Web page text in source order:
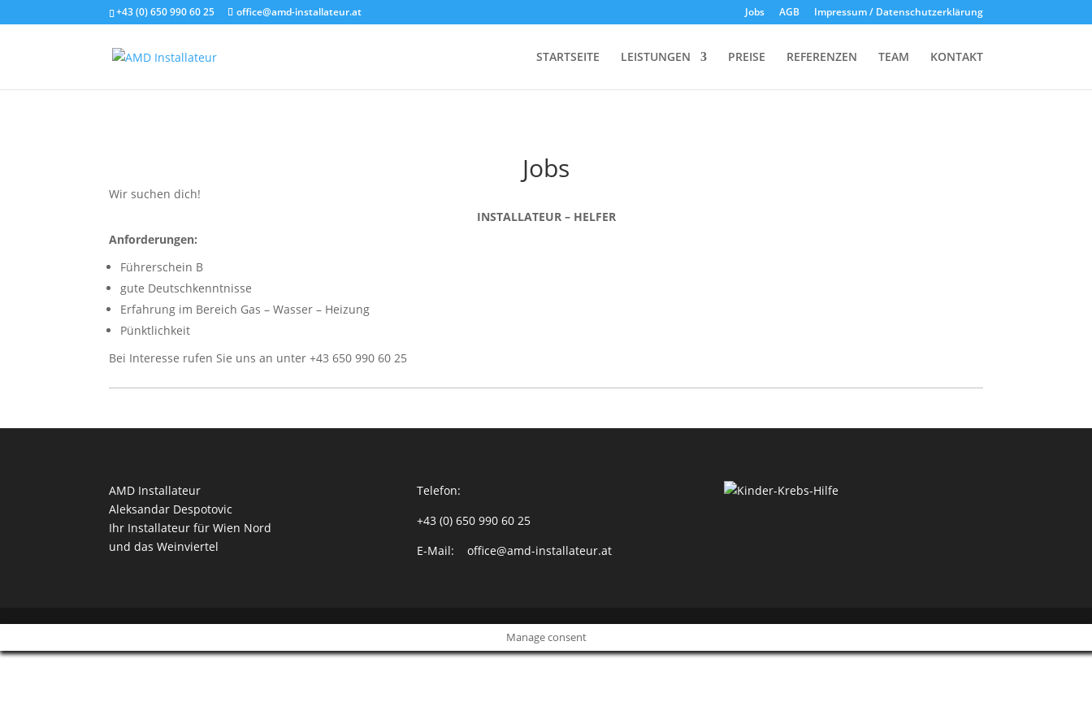
+43 (0) 650 990 60 25 office@amd-installateur.at Jobs AGB Impressum / Datenschutzerklärung
STARTSEITE LEISTUNGEN PREISE REFERENZEN TEAM KONTAKT
Jobs
Wir suchen dich!
INSTALLATEUR – HELFER
Anforderungen:
Führerschein B
gute Deutschkenntnisse
Erfahrung im Bereich Gas – Wasser – Heizung
Pünktlichkeit
Bei Interesse rufen Sie uns an unter +43 650 990 60 25
AMD Installateur
Aleksandar Despotovic
Ihr Installateur für Wien Nord
und das Weinviertel
Telefon:
+43 (0) 650 990 60 25
E-Mail: office@amd-installateur.at
Manage consent